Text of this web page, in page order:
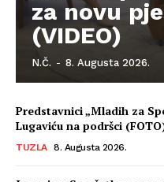
za novu
(VIDEO)
N.Č. - 8. Augusta 2026.
Predstavnici „Mladih za
Lugaviću na podršci
TUZLA 8. Augusta 2026.